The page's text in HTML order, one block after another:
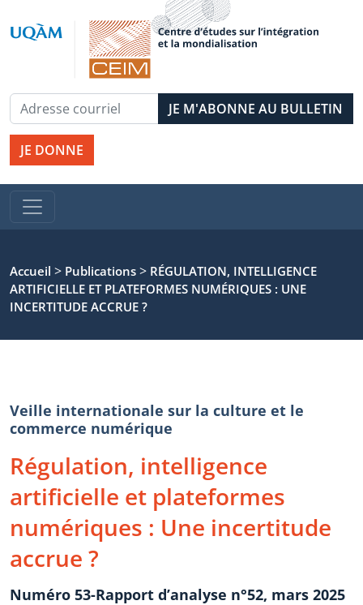
JE DONNE
Accueil > Publications > RÉGULATION, INTELLIGENCE
ARTIFICIELLE ET PLATEFORMES NUMÉRIQUES : UNE
INCERTITUDE ACCRUE ?
Veille internationale sur la culture et le
commerce numérique
Régulation, intelligence
artificielle et plateformes
numériques : Une incertitude
accrue ?
Numéro 53-Rapport d’analyse n°52, mars 2025